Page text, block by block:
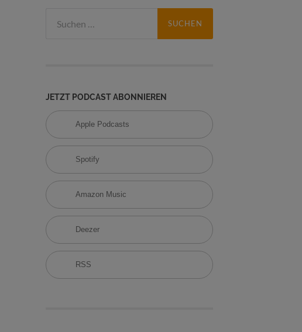
n
a
c
h
JETZT PODCAST ABONNIEREN
Apple Podcasts
Spotify
Amazon Music
Deezer
RSS